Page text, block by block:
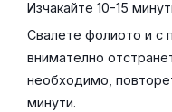
Изчакайте 10-15
Свалете фолиото и с
внимателно
необходимо,
минути.